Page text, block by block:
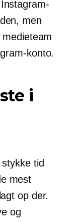
men
konto.
i
tid
mest
op der.
og